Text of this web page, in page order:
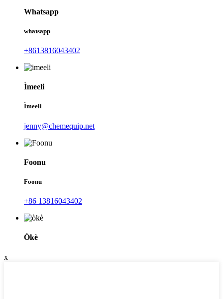
Whatsapp
whatsapp
+8613816043402
Ìmeeli
Ìmeeli
jenny@chemequip.net
Foonu
Foonu
+86 13816043402
Òkè
x